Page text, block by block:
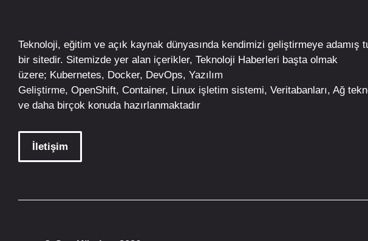
Teknoloji, eğitim ve açık kaynak dünyasında kendimizi geliştirmeye adamış
bir sitedir. Sitemizde yer alan içerikler, Teknoloji Haberleri başta olmak
üzere; Kubernetes, Docker, DevOps, Yazılım
Geliştirme, OpenShift, Container, Linux işletim sistemi, Veritabanları, Ağ
ve daha birçok konuda hazırlanmaktadır
İletişim